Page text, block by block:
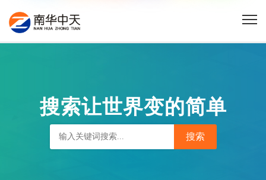
搜索让世界变的简单